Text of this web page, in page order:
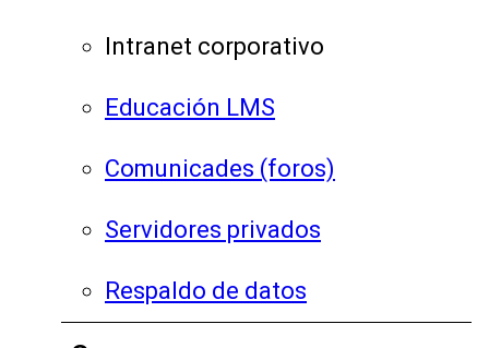
Intranet corporativo
Educación LMS
Comunicades (foros)
Servidores privados
Respaldo de datos